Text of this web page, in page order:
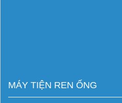
MÁY TIỆN REN ỐNG